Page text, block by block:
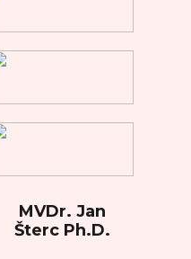
MVDr. Jan
Šterc Ph.D.